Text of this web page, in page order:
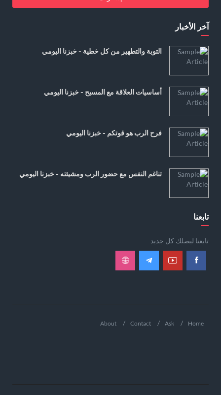
آخر الأخبار
التوبة والتطهير من كل خطية - خبزنا اليومي
أساسيات العلاقة مع المسيح - خبزنا اليومي
فرح الرب هو قوتكم - خبزنا اليومي
تناغم النفس مع حضور الرب ومشيئته - خبزنا اليومي
تابعنا
تابعنا ليصلك كل جديد
Home
Ask
Contact
About